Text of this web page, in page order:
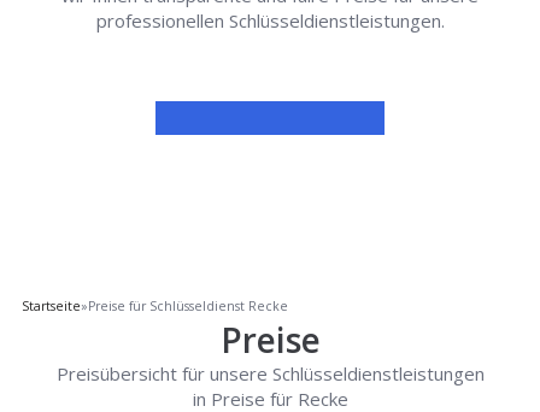
professionellen Schlüsseldienstleistungen.
Startseite»Preise für Schlüsseldienst Recke
Preise
Preisübersicht für unsere Schlüsseldienstleistungen
in Preise für Recke